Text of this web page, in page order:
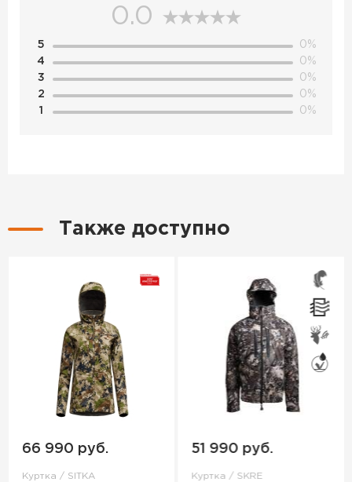
0.0
5
0%
4
0%
3
0%
2
0%
1
0%
Также доступно
66 990 руб.
Куртка / SITKA
51 990 руб.
Куртка / SKRE